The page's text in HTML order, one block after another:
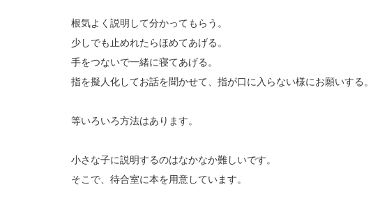
根気よく説明して分かってもらう。
少しでも止めれたらほめてあげる。
手をつないで一緒に寝てあげる。
指を擬人化してお話を聞かせて、指が口に入らない様にお願いする。
等いろいろ方法はあります。
小さな子に説明するのはなかなか難しいです。
そこで、待合室に本を用意しています。